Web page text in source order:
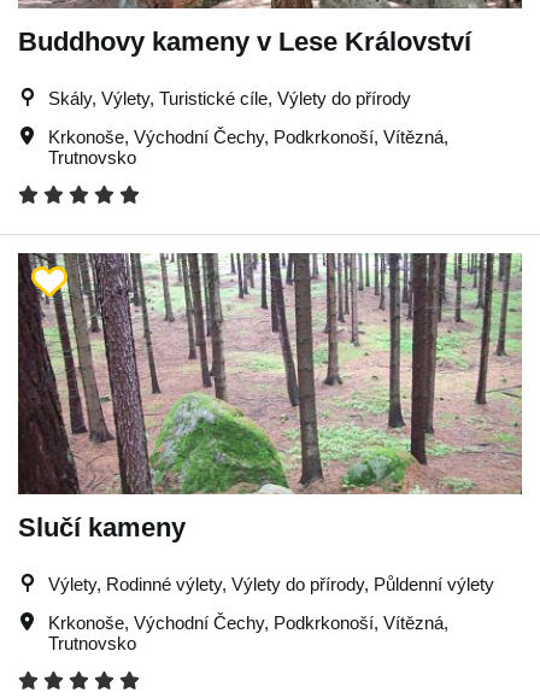
Buddhovy kameny v Lese Království
Skály, Výlety, Turistické cíle, Výlety do přírody
Krkonoše, Východní Čechy, Podkrkonoší, Vítězná,
Trutnovsko
Slučí kameny
Výlety, Rodinné výlety, Výlety do přírody, Půldenní výlety
Krkonoše, Východní Čechy, Podkrkonoší, Vítězná,
Trutnovsko